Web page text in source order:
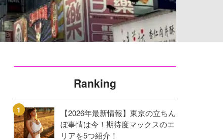
Ranking
【2026年最新情報】東京の立ちん
ぼ事情は今！期待度マックスのエ
リアを5つ紹介！